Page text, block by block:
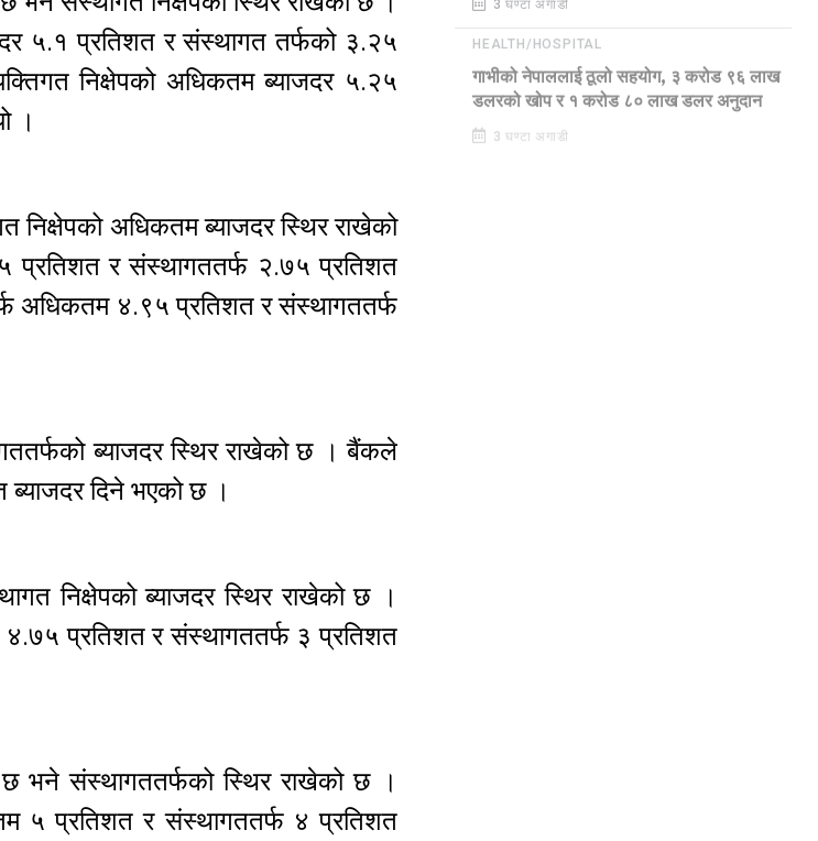
५.१ प्रतिशत र संस्थागत तर्फको ३.२५
निक्षेपको अधिकतम ब्याजदर ५.२५
।
निक्षेपको अधिकतम ब्याजदर स्थिर राखेको
प्रतिशत र संस्थागततर्फ २.७५ प्रतिशत
अधिकतम ४.९५ प्रतिशत र संस्थागततर्फ
ब्याजदर स्थिर राखेको छ । बैंकले
ब्याजदर दिने भएको छ ।
निक्षेपको ब्याजदर स्थिर राखेको छ ।
४.७५ प्रतिशत र संस्थागततर्फ ३ प्रतिशत
छ भने संस्थागततर्फको स्थिर राखेको छ ।
५ प्रतिशत र संस्थागततर्फ ४ प्रतिशत
3 घण्टा अगाडी
गाभीको नेपाललाई ठूलो सहयोग, ३ करोड ९६ लाख
डलरको खोप र १ करोड ८० लाख डलर अनुदान